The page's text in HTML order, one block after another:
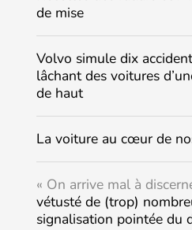
de mise
Volvo simule dix
lâchant des voitures
de haut
La voiture au cœur de
« On arrive mal à
vétusté de (trop)
signalisation pointée du